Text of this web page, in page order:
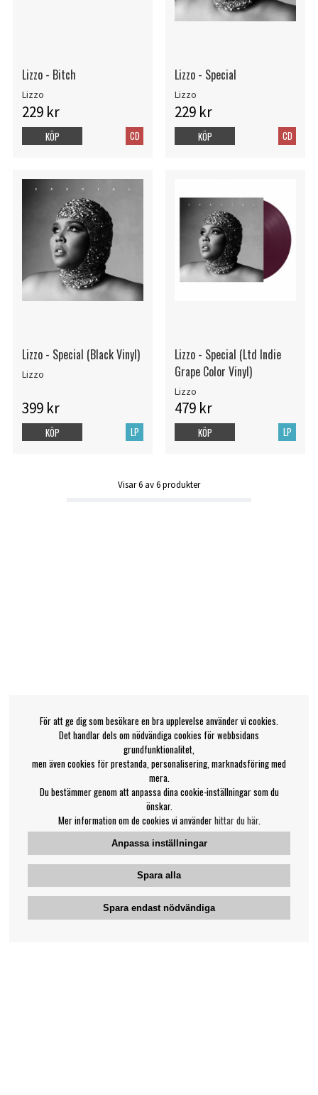
Lizzo - Bitch
Lizzo
229 kr
CD
KÖP
Lizzo - Special
Lizzo
229 kr
CD
KÖP
Lizzo - Special (Black Vinyl)
Lizzo
399 kr
LP
KÖP
Lizzo - Special (Ltd Indie
Grape Color Vinyl)
Lizzo
479 kr
LP
KÖP
Visar6 av6produkter
För att ge dig som besökare en bra upplevelse använder vi cookies.
Det handlar dels om nödvändiga cookies för webbsidans
grundfunktionalitet,
men även cookies för prestanda, personalisering, marknadsföring med
mera.
Du bestämmer genom att anpassa dina cookie-inställningar som du
önskar.
Mer information om de cookies vi använderhittar du här.
Anpassa inställningar
Spara alla
Spara endast nödvändiga